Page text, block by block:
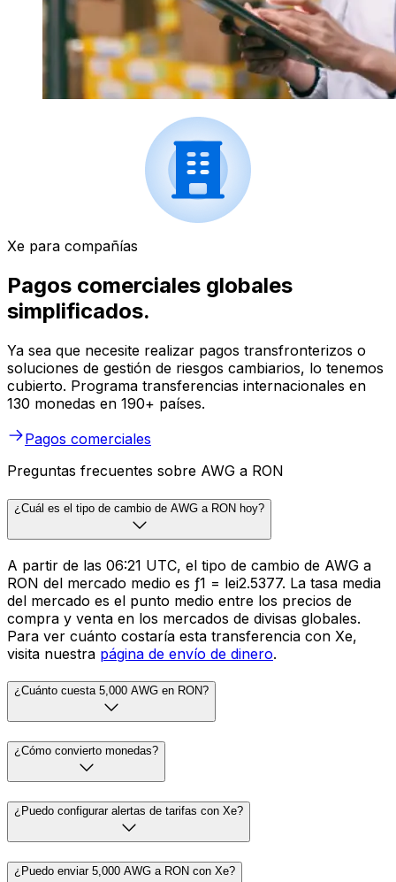
Xe para compañías
Pagos comerciales globales
simplificados.
Ya sea que necesite realizar pagos transfronterizos o
soluciones de gestión de riesgos cambiarios, lo tenemos
cubierto. Programa transferencias internacionales en
130 monedas en 190+ países.
Pagos comerciales
Preguntas frecuentes sobre AWG a RON
¿Cuál es el tipo de cambio de AWG a RON hoy?
A partir de las 06:21 UTC, el tipo de cambio de AWG a
RON del mercado medio es ƒ1 = lei2.5377. La tasa media
del mercado es el punto medio entre los precios de
compra y venta en los mercados de divisas globales.
Para ver cuánto costaría esta transferencia con Xe,
visita nuestra página de envío de dinero.
¿Cuánto cuesta 5,000 AWG en RON?
¿Cómo convierto monedas?
¿Puedo configurar alertas de tarifas con Xe?
¿Puedo enviar 5,000 AWG a RON con Xe?